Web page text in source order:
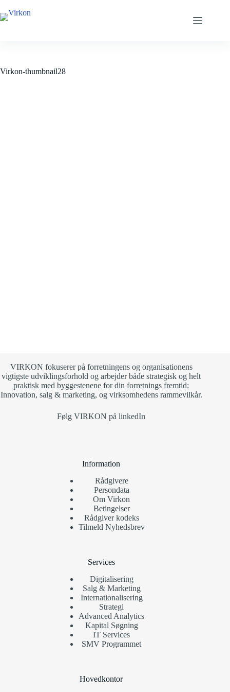
til
indhold
Virkon-thumbnail28
VIRKON fokuserer på forretningens og organisationens
vigtigste udviklingsforhold og arbejder både strategisk og helt
praktisk med byggestenene for din forretnings fremtid:
Innovation, salg & marketing, og virksomhedens rammevilkår.
Følg VIRKON på linkedIn
Information
Rådgivere
Persondata
Om Virkon
Betingelser
Rådgiver kodeks
Tilmeld Nyhedsbrev
Services
Digitalisering
Salg & Marketing
Internationalisering
Strategi
Advanced Analytics
Kapital Søgning
IT Services
SMV Programmet
Hovedkontor